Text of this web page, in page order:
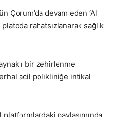
Çorum’da devam eden ‘Al
rahatsızlanarak sağlık
bir zehirlenme
acil polikliniğe intikal
platformlardaki paylaşımında